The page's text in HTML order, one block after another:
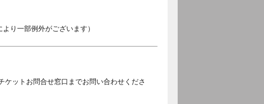
り一部例外がございます）
ットお問合せ窓口までお問い合わせくださ